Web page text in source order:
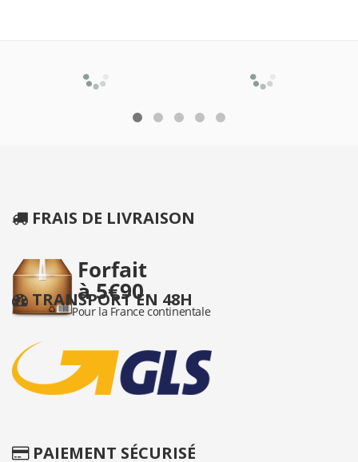
FRAIS DE LIVRAISON
TRANSPORT EN 48H
PAIEMENT SÉCURISÉ